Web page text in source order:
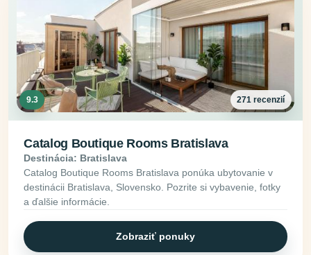
9.3 271 recenzií
Catalog Boutique Rooms Bratislava
Destinácia: Bratislava
Catalog Boutique Rooms Bratislava ponúka ubytovanie v
destinácii Bratislava, Slovensko. Pozrite si vybavenie, fotky
a ďalšie informácie.
Zobraziť ponuky